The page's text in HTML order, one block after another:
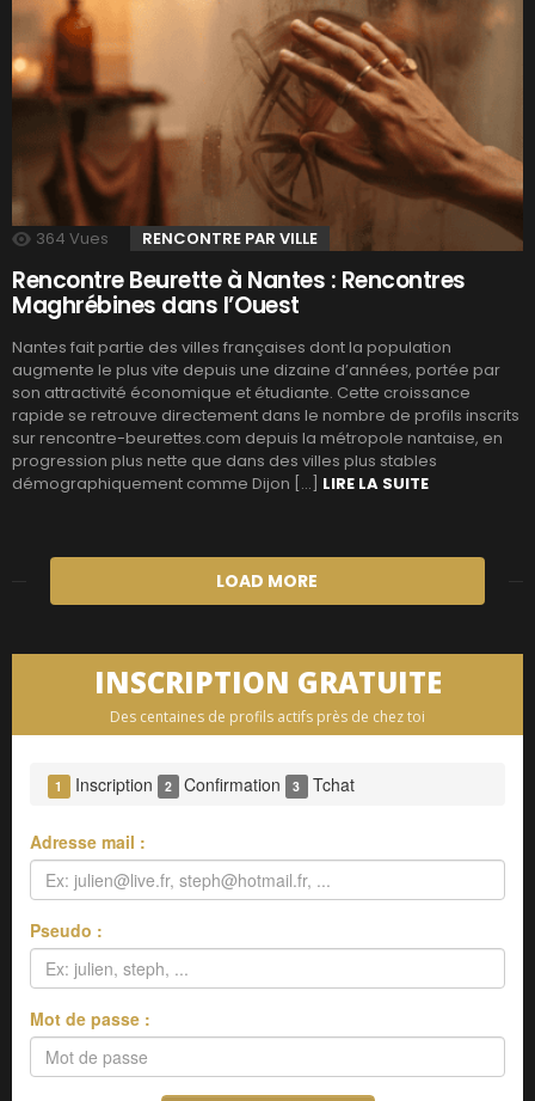
364 Vues RENCONTRE PAR VILLE
Rencontre Beurette à Nantes : Rencontres
Maghrébines dans l’Ouest
Nantes fait partie des villes françaises dont la population
augmente le plus vite depuis une dizaine d’années, portée par
son attractivité économique et étudiante. Cette croissance
rapide se retrouve directement dans le nombre de profils inscrits
sur rencontre-beurettes.com depuis la métropole nantaise, en
progression plus nette que dans des villes plus stables
démographiquement comme Dijon […] LIRE LA SUITE
LOAD MORE
INSCRIPTION GRATUITE
Des centaines de profils actifs près de chez toi